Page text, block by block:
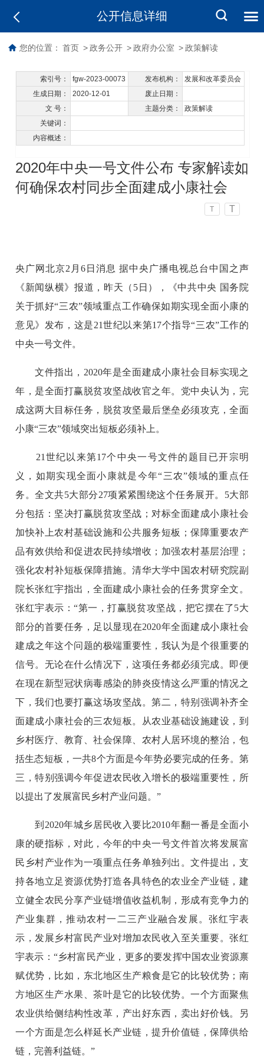
公开信息详细
您的位置： 首页 > 政务公开 > 政府办公室 > 政策解读
索引号： fgw-2023-00073 发布机构：
发展和改革委员会
生成日期：
2020-12-01
废止日期：
文 号：
主题分类：
政策解读
关键词：
内容概述：
2020年中央一号文件公布 专家解读如
何确保农村同步全面建成小康社会
T T
央广网北京2月6日消息 据中央广播电视总台中国之声
《新闻纵横》报道，昨天（5日），《中共中央 国务院
关于抓好“三农”领域重点工作确保如期实现全面小康的
意见》发布，这是21世纪以来第17个指导“三农”工作的
中央一号文件。
文件指出，2020年是全面建成小康社会目标实现之
年，是全面打赢脱贫攻坚战收官之年。党中央认为，完
成这两大目标任务，脱贫攻坚最后堡垒必须攻克，全面
小康“三农”领域突出短板必须补上。
21世纪以来第17个中央一号文件的题目已开宗明
义，如期实现全面小康就是今年“三农”领域的重点任
务。全文共5大部分27项紧紧围绕这个任务展开。5大部
分包括：坚决打赢脱贫攻坚战；对标全面建成小康社会
加快补上农村基础设施和公共服务短板；保障重要农产
品有效供给和促进农民持续增收；加强农村基层治理；
强化农村补短板保障措施。清华大学中国农村研究院副
院长张红宇指出，全面建成小康社会的任务贯穿全文。
张红宇表示：“第一，打赢脱贫攻坚战，把它摆在了5大
部分的首要任务，足以显现在2020年全面建成小康社会
建成之年这个问题的极端重要性，我认为是个很重要的
信号。无论在什么情况下，这项任务都必须完成。即便
在现在新型冠状病毒感染的肺炎疫情这么严重的情况之
下，我们也要打赢这场攻坚战。第二，特别强调补齐全
面建成小康社会的三农短板。从农业基础设施建设，到
乡村医疗、教育、社会保障、农村人居环境的整治，包
括生态短板，一共8个方面是今年势必要完成的任务。第
三，特别强调今年促进农民收入增长的极端重要性，所
以提出了发展富民乡村产业问题。”
到2020年城乡居民收入要比2010年翻一番是全面小
康的硬指标，对此，今年的中央一号文件首次将发展富
民乡村产业作为一项重点任务单独列出。文件提出，支
持各地立足资源优势打造各具特色的农业全产业链，建
立健全农民分享产业链增值收益机制，形成有竞争力的
产业集群，推动农村一二三产业融合发展。张红宇表
示，发展乡村富民产业对增加农民收入至关重要。张红
宇表示：“乡村富民产业，更多的要发挥中国农业资源禀
赋优势，比如，东北地区生产粮食是它的比较优势；南
方地区生产水果、茶叶是它的比较优势。一个方面聚焦
农业供给侧结构性改革，产出好东西，卖出好价钱。另
一个方面是怎么样延长产业链，提升价值链，保障供给
链，完善利益链。”